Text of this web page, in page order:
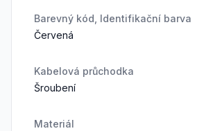
Barevný kód, Identifikační barva
Červená
Kabelová průchodka
Šroubení
Materiál